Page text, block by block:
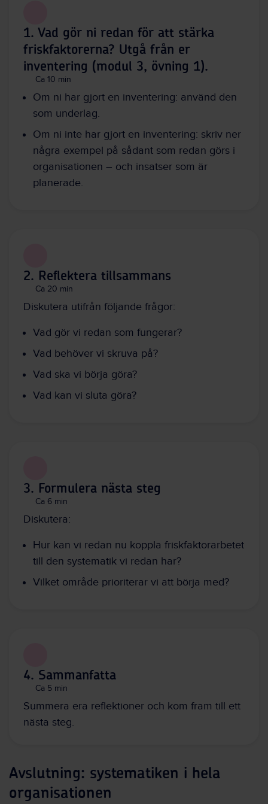
1. Vad gör ni redan för att stärka
friskfaktorerna? Utgå från er
inventering (modul 3, övning 1).
Ca 10 min
Om ni har gjort en inventering: använd den
som underlag.
Om ni inte har gjort en inventering: skriv ner
några exempel på sådant som redan görs i
organisationen – och insatser som är
planerade.
2. Reflektera tillsammans
Ca 20 min
Diskutera utifrån följande frågor:
Vad gör vi redan som fungerar?
Vad behöver vi skruva på?
Vad ska vi börja göra?
Vad kan vi sluta göra?
3. Formulera nästa steg
Ca 6 min
Diskutera:
Hur kan vi redan nu koppla friskfaktorarbetet
till den systematik vi redan har?
Vilket område prioriterar vi att börja med?
4. Sammanfatta
Ca 5 min
Summera era reflektioner och kom fram till ett
nästa steg.
Avslutning: systematiken i hela
organisationen